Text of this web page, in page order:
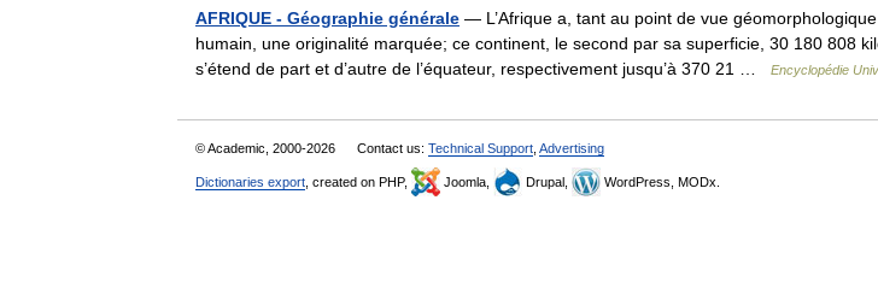
AFRIQUE - Géographie générale — L’Afrique a, tant au point de vue
humain, une originalité marquée; ce continent, le second par sa superficie, 30 180 808
s’étend de part et d’autre de l’équateur, respectivement jusqu’à 370 21 …
Encyclopédie
© Academic, 2000-2026 Contact us: Technical Support Advertising
Dictionaries export , created on PHP, Joomla, Drupal, WordPress, MODx.